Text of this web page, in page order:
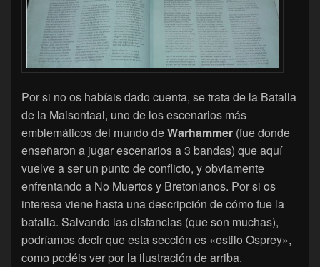
Por si no os habíais dado cuenta, se trata de la Batalla
de la Maisontaal, uno de los escenarios más
emblemáticos del mundo deWarhammer (fue donde
enseñaron a jugar escenarios a 3 bandas) que aquí
vuelve a ser un punto de conflicto, y obviamente
enfrentando a No Muertos y Bretonianos. Por si os
interesa viene hasta una descripción de cómo fue la
batalla. Salvando las distancias (que son muchas),
podríamos decir que esta sección es «estilo Osprey»,
como podéis ver por la ilustración de arriba.